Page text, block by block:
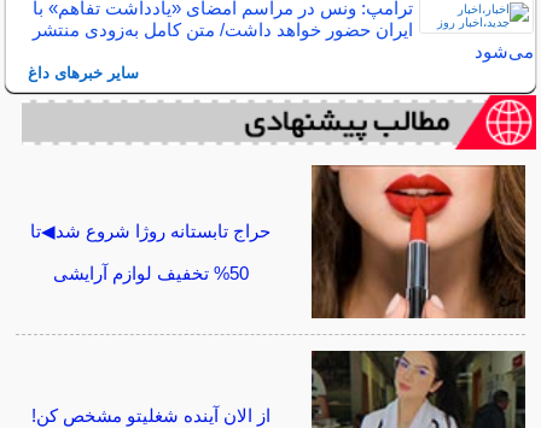
ترامپ: ونس در مراسم امضای «یادداشت تفاهم» با
ایران حضور خواهد داشت/ متن کامل به‌زودی منتشر
می‌شود
سایر خبرهای داغ
حراج تابستانه روژا شروع شد◀تا
50% تخفیف لوازم آرایشی
از الان آینده شغلیتو مشخص کن!